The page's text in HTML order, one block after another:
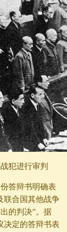
犯进行审判
答辩书明确表
联合国其他战争
的判决”。据
决定的答辩书表